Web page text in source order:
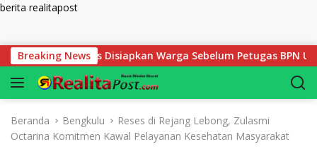
berita realitapost
Breaking News
Harus Disiapkan Warga Sebelum Petugas BPN Ukur Tanah
Beranda Bengkulu
Reses di Rejang Lebong, Zulasmi
Octarina Komitmen Kawal Pelayanan Kesehatan Masyarakat